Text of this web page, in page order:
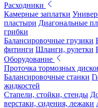
Расходники
Камерные заплатки
пластыри Диагональные
грибки
Балансировочные грузики
фитинги Шланги, рулетки
Оборудование
Проточка тормозных
Балансировочные станки
жидкостей
Стапели, стойки, стенды
верстаки, сидения, лежаки